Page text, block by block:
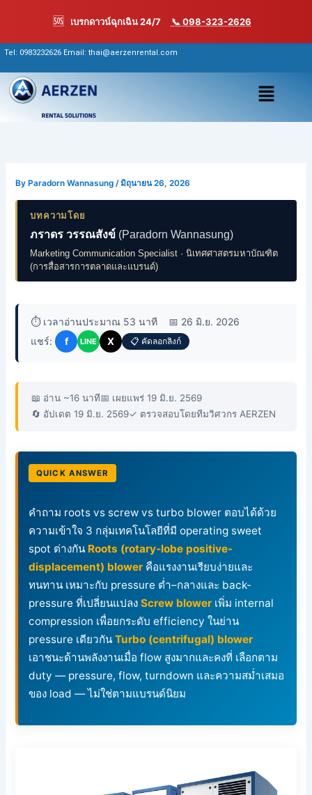
🆘 เบรกดาวน์ฉุกเฉิน 24/7 📞 098-323-2626
content
Tel: 0983232626 Email: thai@aerzenrental.com
เมนู
By Paradorn Wannasung/มิถุนายน 26, 2026
บทความโดย
ภราดร วรรณสังข์ (Paradorn Wannasung)
Marketing Communication Specialist · นิเทศศาสตรมหาบัณฑิต
(การสื่อสารการตลาดและแบรนด์)
⏱️ เวลาอ่านประมาณ 53 นาที
📅 26 มิ.ย. 2026
แชร์:
f LINE X 📋 คัดลอกลิงก์
📖 อ่าน ~16 นาที📅 เผยแพร่ 19 มิ.ย. 2569
🔄 อัปเดต 19 มิ.ย. 2569✓ ตรวจสอบโดยทีมวิศวกร AERZEN
QUICK ANSWER
คำถาม roots vs screw vs turbo blower ตอบได้ด้วย
ความเข้าใจ 3 กลุ่มเทคโนโลยีที่มี operating sweet
spot ต่างกัน Roots (rotary-lobe positive-
displacement) blower คือแรงงานเรียบง่ายและ
ทนทาน เหมาะกับ pressure ต่ำ–กลางและ back-
pressure ที่เปลี่ยนแปลงScrew blower เพิ่ม internal
compression เพื่อยกระดับ efficiency ในย่าน
pressure เดียวกันTurbo (centrifugal) blower
เอาชนะด้านพลังงานเมื่อ flow สูงมากและคงที่ เลือกตาม
duty — pressure, flow, turndown และความสม่ำเสมอ
ของ load — ไม่ใช่ตามแบรนด์นิยม